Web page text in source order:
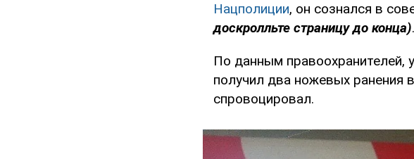
Нацполиции, он сознался в
доскролльте страницу до конца).
По данным
получил два ножевых ранения
спровоцировал.